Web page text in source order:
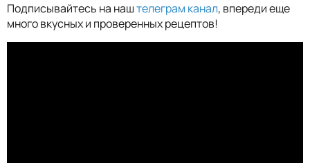
Подписывайтесь на наштелеграм канал, впереди еще
много вкусных и проверенных рецептов!